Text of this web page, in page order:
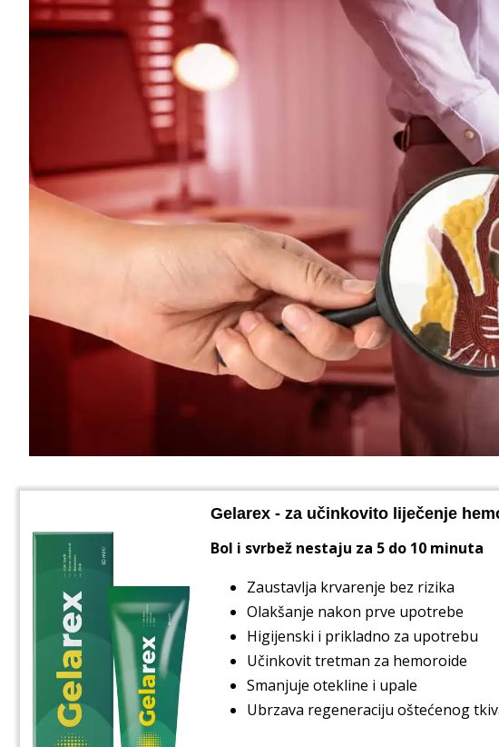
Gelarex - za učinkovito liječenje
Bol i svrbež nestaju za 5 do 10 minuta
Zaustavlja krvarenje bez rizika
Olakšanje nakon prve upotrebe
Higijenski i prikladno za upotrebu
Učinkovit tretman za hemoroide
Smanjuje otekline i upale
Ubrzava regeneraciju oštećenog